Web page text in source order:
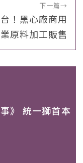
下一篇→
！黑心廠商用
原料加工販售
》 統一獅首本